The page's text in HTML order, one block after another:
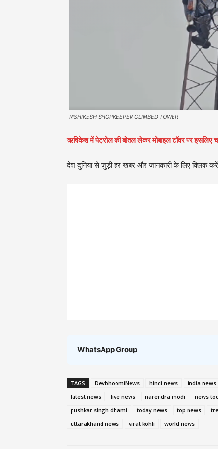
RISHIKESH SHOPKEEPER CLIMBED TOWER
ऋषिकेश में पेट्रोल की बोतल लेकर मोबाइल टॉवर पर इसलिए
देश दुनिया से जुड़ी हर खबर और जानकारी के लिए क्लिक
WhatsApp Group
TAGS DevbhoomiNews hindi news india news
latest news
live news narendra modi news
pushkar singh dhami
today news top news
uttarakhand news
virat kohli world news